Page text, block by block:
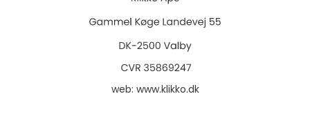
web: www.klikko.dk